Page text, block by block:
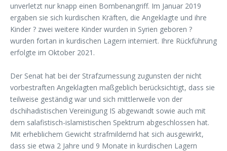
unverletzt nur knapp einen Bombenangriff. Im Januar 2019
ergaben sie sich kurdischen Kräften, die Angeklagte und ihre
Kinder ? zwei weitere Kinder wurden in Syrien geboren ?
wurden fortan in kurdischen Lagern interniert. Ihre Rückführung
erfolgte im Oktober 2021.
Der Senat hat bei der Strafzumessung zugunsten der nicht
vorbestraften Angeklagten maßgeblich berücksichtigt, dass sie
teilweise geständig war und sich mittlerweile von der
dschihadistischen Vereinigung IS abgewandt sowie auch mit
dem salafistisch-islamistischen Spektrum abgeschlossen hat.
Mit erheblichem Gewicht strafmildernd hat sich ausgewirkt,
dass sie etwa 2 Jahre und 9 Monate in kurdischen Lagern